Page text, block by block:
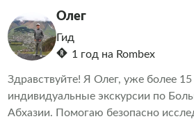
Олег
Гид
1 год на Rombex
Здравствуйте! Я Олег, уже более
индивидуальные экскурсии по
Абхазии. Помогаю безопасно